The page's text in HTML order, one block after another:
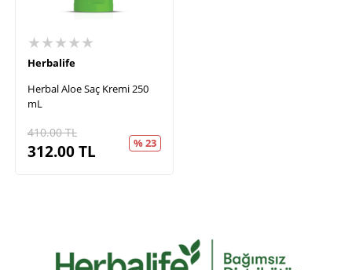
★★★★★
Herbalife
Herbal Aloe Saç Kremi 250
mL
410.00TL
312.00TL % 23